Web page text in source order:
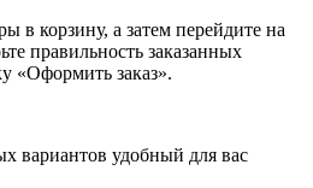
в корзину, а затем перейдите на
правильность заказанных
«Оформить заказ».
вариантов удобный для вас